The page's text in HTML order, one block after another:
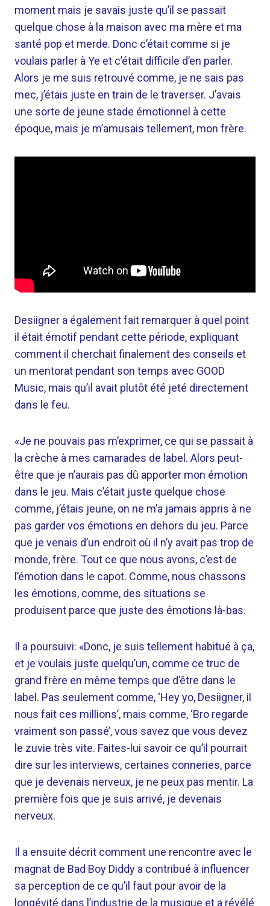
moment mais je savais juste qu’il se passait
quelque chose à la maison avec ma mère et ma
santé pop et merde. Donc c’était comme si je
voulais parler à Ye et c’était difficile d’en parler.
Alors je me suis retrouvé comme, je ne sais pas
mec, j’étais juste en train de le traverser. J’avais
une sorte de jeune stade émotionnel à cette
époque, mais je m’amusais tellement, mon frère.
Desiigner a également fait remarquer à quel point
il était émotif pendant cette période, expliquant
comment il cherchait finalement des conseils et
un mentorat pendant son temps avec GOOD
Music, mais qu’il avait plutôt été jeté directement
dans le feu.
«Je ne pouvais pas m’exprimer, ce qui se passait à
la crèche à mes camarades de label. Alors peut-
être que je n’aurais pas dû apporter mon émotion
dans le jeu. Mais c’était juste quelque chose
comme, j’étais jeune, on ne m’a jamais appris à ne
pas garder vos émotions en dehors du jeu. Parce
que je venais d’un endroit où il n’y avait pas trop de
monde, frère. Tout ce que nous avons, c’est de
l’émotion dans le capot. Comme, nous chassons
les émotions, comme, des situations se
produisent parce que juste des émotions là-bas.
Il a poursuivi: «Donc, je suis tellement habitué à ça,
et je voulais juste quelqu’un, comme ce truc de
grand frère en même temps que d’être dans le
label. Pas seulement comme, ‘Hey yo, Desiigner, il
nous fait ces millions’, mais comme, ‘Bro regarde
vraiment son passé’, vous savez que vous devez
le zuvie très vite. Faites-lui savoir ce qu’il pourrait
dire sur les interviews, certaines conneries, parce
que je devenais nerveux, je ne peux pas mentir. La
première fois que je suis arrivé, je devenais
nerveux.
Il a ensuite décrit comment une rencontre avec le
magnat de Bad Boy Diddy a contribué à influencer
sa perception de ce qu’il faut pour avoir de la
longévité dans l’industrie de la musique et a révélé